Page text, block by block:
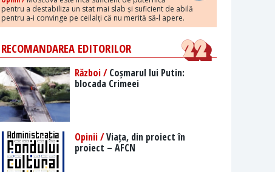
pentru a destabiliza un stat mai slab și suficient de abilă
pentru a-i convinge pe ceilalți că nu merită să-l apere.
RECOMANDAREA EDITORILOR
Război /Coșmarul lui Putin:
blocada Crimeei
Opinii /Viața, din proiect în
proiect – AFCN